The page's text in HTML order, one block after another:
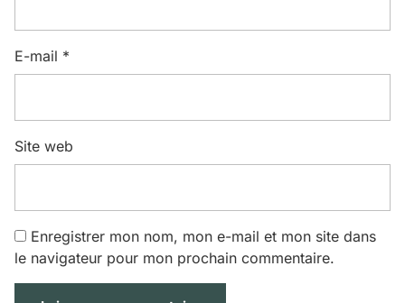
E-mail *
Site web
Enregistrer mon nom, mon e-mail et mon site dans
le navigateur pour mon prochain commentaire.